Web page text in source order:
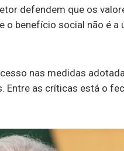
defendem que os
o benefício social não é a
nas medidas
Entre as críticas está o